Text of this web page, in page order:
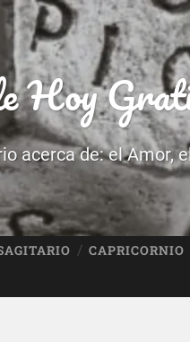
Hoy
acerca de: el Amor,
CAPRICORNIO